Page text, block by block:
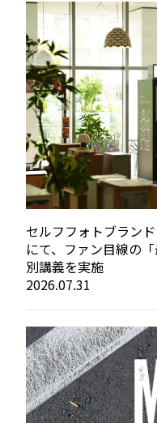
セルフフォトブラン
にて、ファン目線の
別講義を実施
2026.07.31